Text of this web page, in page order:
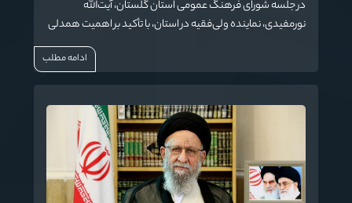
در جلسه شورای فرهنگ عمومی استان گلستان، آیت‌الله
نورمفیدی، نماینده ولی‌فقیه در استان، با تأکید بر اهمیت همدلی
و همراهی مسئولان با مردم، خواستار توجه جدی‌تر به مسائل
معیشتی و فرهنگی شد و اظهار داشت: امروز بیش از هر زمانادامه مطلب